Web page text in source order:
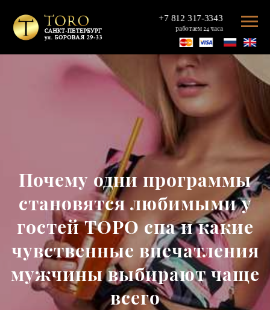
+7 812 317-3343
работаем 24 часа
Почему одни программы
становятся любимыми у
гостей ТОРО спа и какие
чувственные впечатления
мужчины выбирают чаще
всего